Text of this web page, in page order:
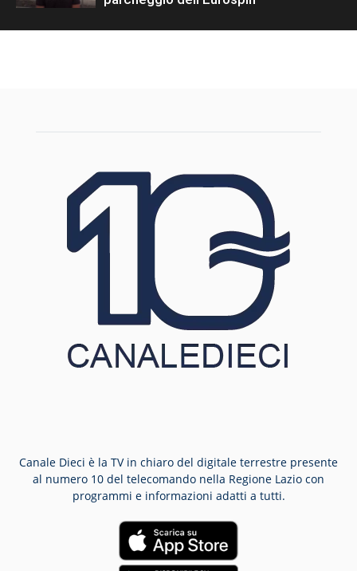
Canale Dieci è la TV in chiaro del digitale terrestre presente
al numero 10 del telecomando nella Regione Lazio con
programmi e informazioni adatti a tutti.